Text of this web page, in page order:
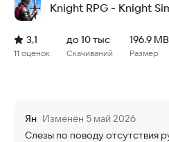
Knight RPG - Knight
Рейтинг: 3,1, 11 оценок
Скачиваний: до 10 тыс
Размер файла: 196.9
Возрастное
11 оценок
3,1
Скачиваний
до 10 тыс
Размер
196.9 MB
Ян Изменён 5 май 2026
Слезы по поводу отсутствия